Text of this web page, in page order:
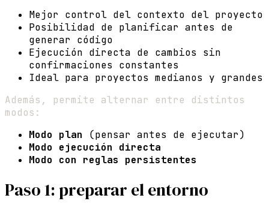
Mejor control del contexto del proyecto
Posibilidad de planificar antes de
generar código
Ejecución directa de cambios sin
confirmaciones constantes
Ideal para proyectos medianos y grandes
Además, permite alternar entre distintos
modos:
Modo plan (pensar antes de ejecutar)
Modo ejecución directa
Modo con reglas persistentes
Paso 1: preparar el entorno